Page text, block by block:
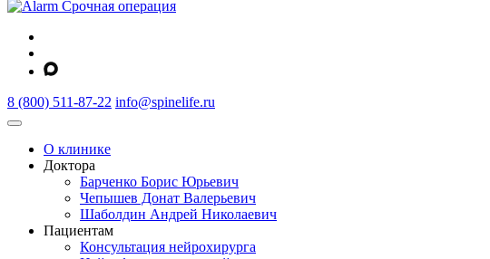
Срочная операция
8 (800) 511-87-22 info@spinelife.ru
О клинике
Доктора
Барченко Борис Юрьевич
Чепышев Донат Валерьевич
Шаболдин Андрей Николаевич
Пациентам
Консультация нейрохирурга